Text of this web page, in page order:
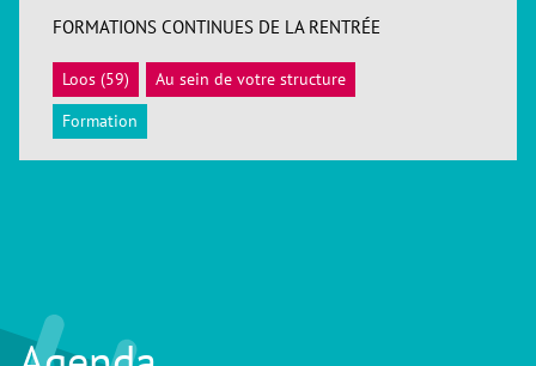
ACCÉDER
FORMATIONS CONTINUES DE LA RENTRÉE
Loos (59)
Au sein de votre structure
Formation